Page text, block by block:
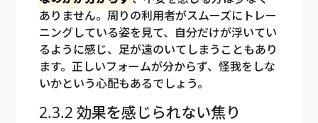
ありません。周りの利用者がスムーズにトレー
ニングしている姿を見て、自分だけが浮いてい
るように感じ、足が遠のいてしまうこともあり
ます。正しいフォームが分からず、怪我をしな
いかという心配もあるでしょう。
2.3.2 効果を感じられない焦り